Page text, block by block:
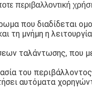
περιβαλλοντική
που διαδίδεται
τη μνήμη η
ταλάντωσης, που
του
αυτόματα